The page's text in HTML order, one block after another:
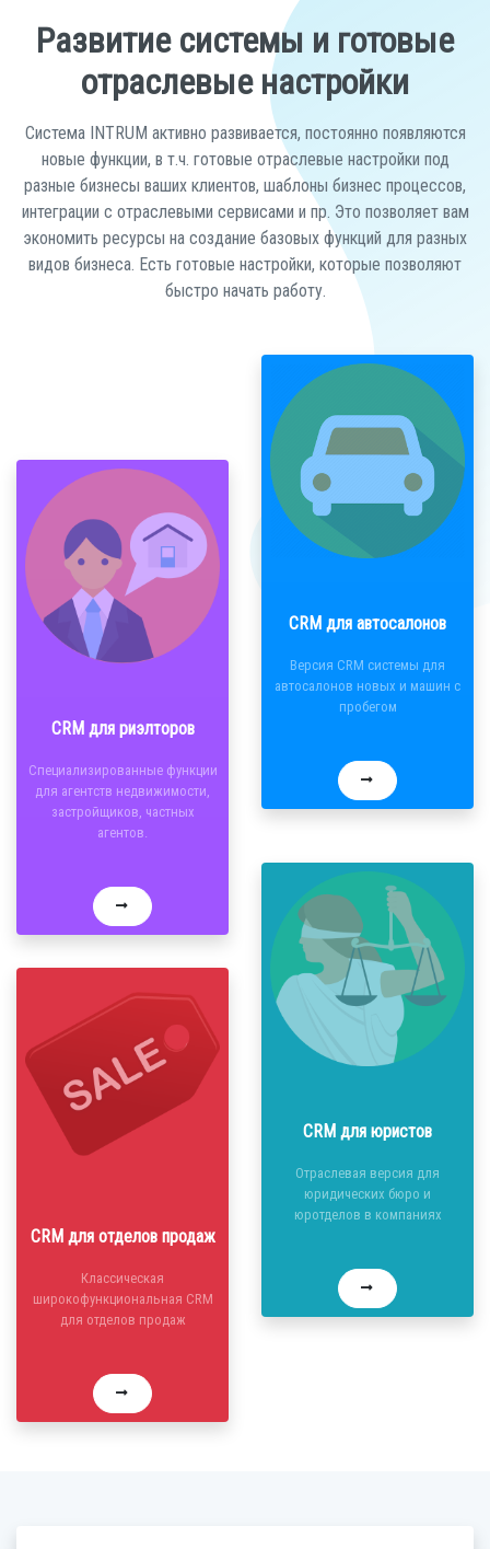
Развитие системы и готовые
отраслевые настройки
Система INTRUM активно развивается, постоянно появляются
новые функции, в т.ч. готовые отраслевые настройки под
разные бизнесы ваших клиентов, шаблоны бизнес процессов,
интеграции с отраслевыми сервисами и пр. Это позволяет вам
экономить ресурсы на создание базовых функций для разных
видов бизнеса. Есть готовые настройки, которые позволяют
быстро начать работу.
CRM для риэлторов
Специализированные функции
для агентств недвижимости,
застройщиков, частных
агентов.
CRM для автосалонов
Версия CRM системы для
автосалонов новых и машин с
пробегом
CRM для отделов продаж
Классическая
широкофункциональная CRM
для отделов продаж
CRM для юристов
Отраслевая версия для
юридических бюро и
юротделов в компаниях